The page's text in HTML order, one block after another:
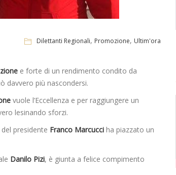
Dilettanti Regionali, Promozione, Ultim'ora
e forte di un rendimento condito da
davvero più nascondersi.
vuole l’Eccellenza e per raggiungere un
lesinando sforzi.
presidente Franco Marcucci ha piazzato un
Danilo Pizi, è giunta a felice compimento